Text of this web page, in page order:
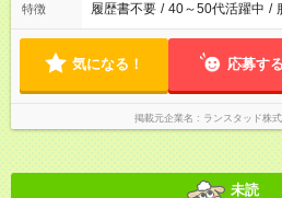
特徴 履歴書不要 / 40～50代活躍中 /
気になる！ 応募する
掲載元企業名 ランスタッド株
未読